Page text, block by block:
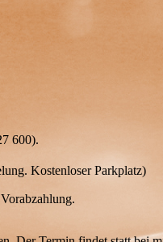
600).
Kostenloser Parkplatz)